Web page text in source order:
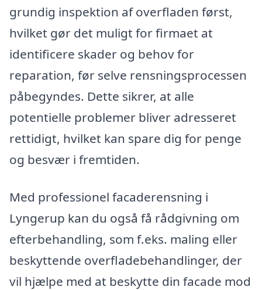
grundig inspektion af overfladen først,
hvilket gør det muligt for firmaet at
identificere skader og behov for
reparation, før selve rensningsprocessen
påbegyndes. Dette sikrer, at alle
potentielle problemer bliver adresseret
rettidigt, hvilket kan spare dig for penge
og besvær i fremtiden.
Med professionel facaderensning i
Lyngerup kan du også få rådgivning om
efterbehandling, som f.eks. maling eller
beskyttende overfladebehandlinger, der
vil hjælpe med at beskytte din facade mod